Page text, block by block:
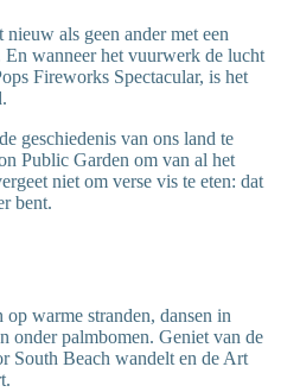
als geen ander met een
wanneer het vuurwerk de lucht
Fireworks Spectacular, is het
geschiedenis van ons land te
Public Garden om van al het
niet om verse vis te eten: dat
bent.
warme stranden, dansen in
onder palmbomen. Geniet van de
South Beach wandelt en de Art